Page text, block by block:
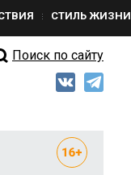
СТИЛЬ ЖИЗНИ
Поиск по сайту